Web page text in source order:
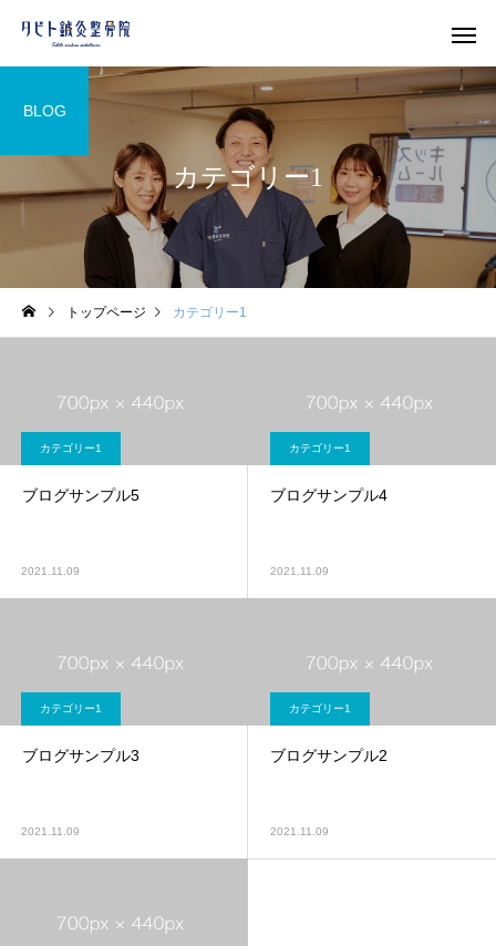
猫背矯正
カテゴリー1
BLOG
トップページ カテゴリー1
カテゴリー1
ブログサンプル5
2021.11.09
カテゴリー1
ブログサンプル4
2021.11.09
カテゴリー1
ブログサンプル3
2021.11.09
カテゴリー1
ブログサンプル2
2021.11.09